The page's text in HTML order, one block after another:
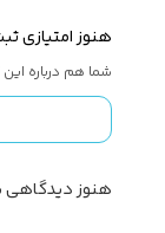
هنوز امتیازی
شما هم درباره این
هنوز